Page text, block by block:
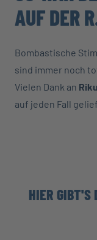
AUF DER
Bombastische
sind immer noch
Vielen Dank an
auf jeden Fall
HIER GIBT'S